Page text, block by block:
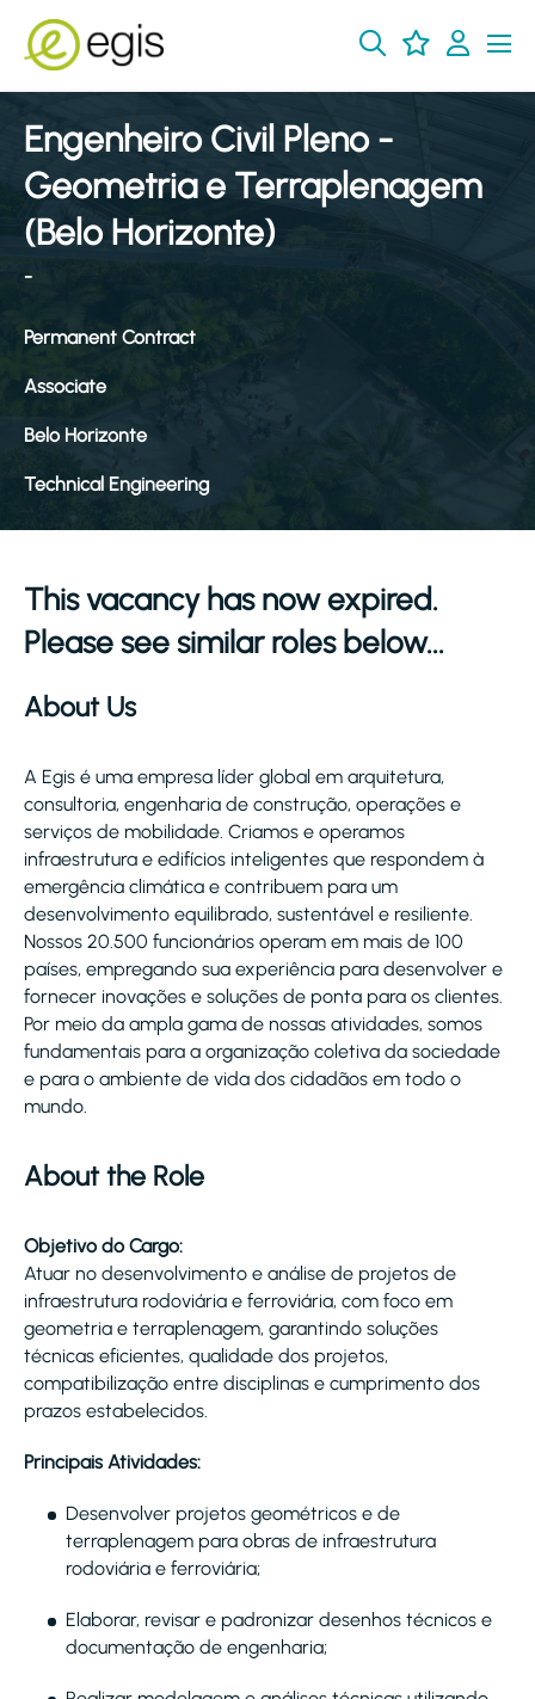
Engenheiro Civil Pleno -
Geometria e Terraplenagem
(Belo Horizonte)
-
Permanent Contract
Associate
Belo Horizonte
Technical Engineering
This vacancy has now expired.
Please see similar roles below...
About Us
A Egis é uma empresa líder global em arquitetura,
consultoria, engenharia de construção, operações e
serviços de mobilidade. Criamos e operamos
infraestrutura e edifícios inteligentes que respondem à
emergência climática e contribuem para um
desenvolvimento equilibrado, sustentável e resiliente.
Nossos 20.500 funcionários operam em mais de 100
países, empregando sua experiência para desenvolver e
fornecer inovações e soluções de ponta para os clientes.
Por meio da ampla gama de nossas atividades, somos
fundamentais para a organização coletiva da sociedade
e para o ambiente de vida dos cidadãos em todo o
mundo.
About the Role
Objetivo do Cargo:
Atuar no desenvolvimento e análise de projetos de
infraestrutura rodoviária e ferroviária, com foco em
geometria e terraplenagem, garantindo soluções
técnicas eficientes, qualidade dos projetos,
compatibilização entre disciplinas e cumprimento dos
prazos estabelecidos.
Principais Atividades:
Desenvolver projetos geométricos e de
terraplenagem para obras de infraestrutura
rodoviária e ferroviária;
Elaborar, revisar e padronizar desenhos técnicos e
documentação de engenharia;